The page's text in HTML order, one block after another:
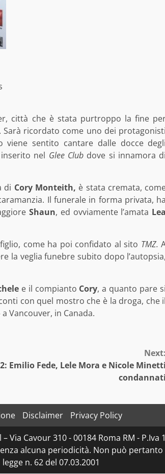
città che è stata purtroppo la fine
Sarà ricordato come uno dei
sentito cantare dalle docce
nel Glee Clubdove si innamora
di Cory Monteith, è stata cremata,
Il funerale in forma privata,
Shaun, ed ovviamente l’amata
come ha poi confidato al sito TMZ.
la veglia funebre subito dopo
e il compianto Cory, a quanto pare
con quel mostro che è la droga, che
Vancouver, in Canada.
Emilio Fede, Lele Mora e Nicole
Disclaimer
Privacy Policy
Cavour 310 - 00184 Roma RM -
alcuna periodicità. Non può
legge n. 62 del 07.03.2001